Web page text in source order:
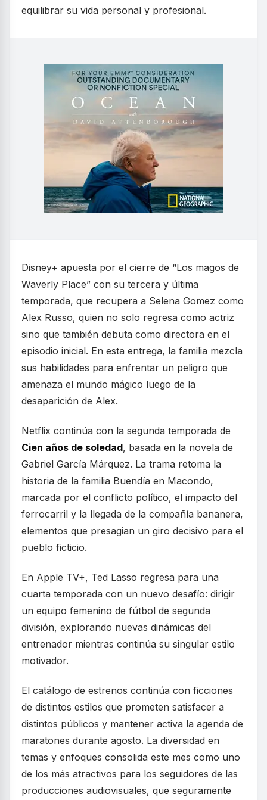
equilibrar su vida personal y profesional.
Disney+ apuesta por el cierre de “Los magos de
Waverly Place” con su tercera y última
temporada, que recupera a Selena Gomez como
Alex Russo, quien no solo regresa como actriz
sino que también debuta como directora en el
episodio inicial. En esta entrega, la familia mezcla
sus habilidades para enfrentar un peligro que
amenaza el mundo mágico luego de la
desaparición de Alex.
Netflix continúa con la segunda temporada de
Cien años de soledad, basada en la novela de
Gabriel García Márquez. La trama retoma la
historia de la familia Buendía en Macondo,
marcada por el conflicto político, el impacto del
ferrocarril y la llegada de la compañía bananera,
elementos que presagian un giro decisivo para el
pueblo ficticio.
En Apple TV+, Ted Lasso regresa para una
cuarta temporada con un nuevo desafío: dirigir
un equipo femenino de fútbol de segunda
división, explorando nuevas dinámicas del
entrenador mientras continúa su singular estilo
motivador.
El catálogo de estrenos continúa con ficciones
de distintos estilos que prometen satisfacer a
distintos públicos y mantener activa la agenda de
maratones durante agosto. La diversidad en
temas y enfoques consolida este mes como uno
de los más atractivos para los seguidores de las
producciones audiovisuales, que seguramente